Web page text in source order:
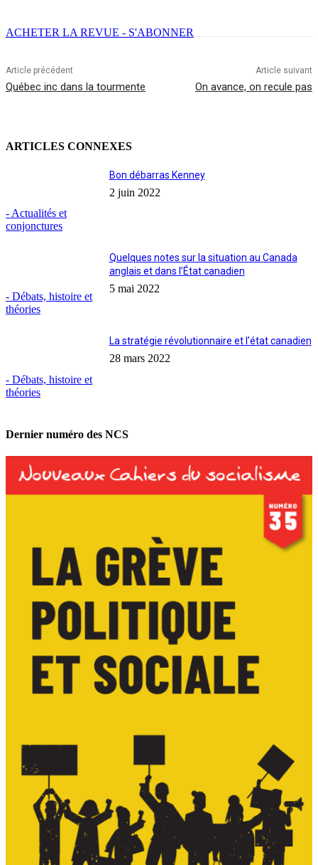
ACHETER LA REVUE - S'ABONNER
Article précédent
Québec inc dans la tourmente
Article suivant
On avance, on recule pas
ARTICLES CONNEXES
- Actualités et
conjonctures
Bon débarras Kenney
2 juin 2022
- Débats, histoire et
théories
Quelques notes sur la situation au Canada
anglais et dans l’État canadien
5 mai 2022
- Débats, histoire et
théories
La stratégie révolutionnaire et l’état canadien
28 mars 2022
Dernier numéro des NCS